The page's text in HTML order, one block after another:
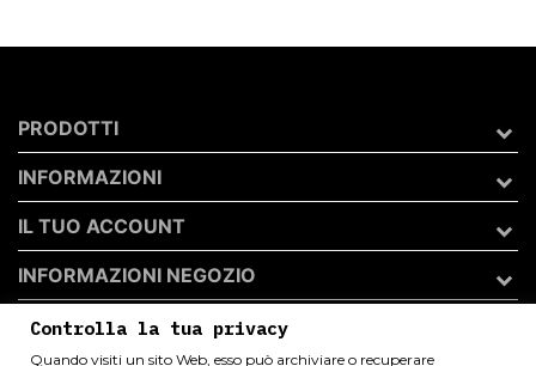
PRODOTTI
INFORMAZIONI
IL TUO ACCOUNT
INFORMAZIONI NEGOZIO
Controlla la tua privacy
Quando visiti un sito Web, esso può archiviare o recuperare